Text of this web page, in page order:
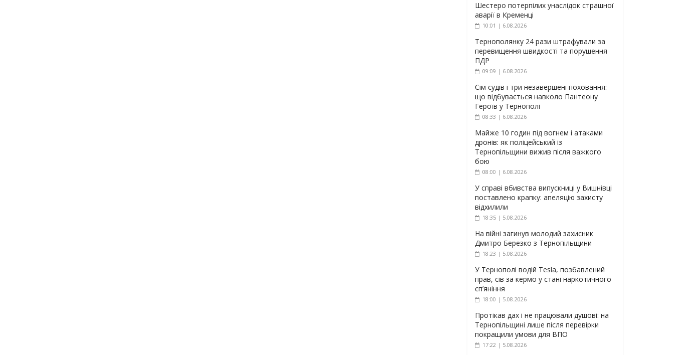
Шестеро потерпілих унаслідок страшної
аварії в Кременці
10:01 | 6.08.2026
Тернополянку 24 рази штрафували за
перевищення швидкості та порушення
ПДР
09:09 | 6.08.2026
Сім судів і три незавершені поховання:
що відбувається навколо Пантеону
Героїв у Тернополі
08:33 | 6.08.2026
Майже 10 годин під вогнем і атаками
дронів: як поліцейський із
Тернопільщини вижив після важкого
бою
08:00 | 6.08.2026
У справі вбивства випускниці у Вишнівці
поставлено крапку: апеляцію захисту
відхилили
18:35 | 5.08.2026
На війні загинув молодий захисник
Дмитро Березко з Тернопільщини
18:23 | 5.08.2026
У Тернополі водій Tesla, позбавлений
прав, сів за кермо у стані наркотичного
сп’яніння
18:00 | 5.08.2026
Протікав дах і не працювали душові: на
Тернопільщині лише після перевірки
покращили умови для ВПО
17:22 | 5.08.2026